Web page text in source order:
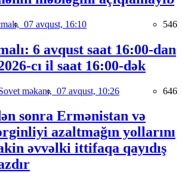
07 avqust, 16:10 546
6 avqust saat 16:00-dan
cı il saat 16:00-dək
məkanı, 07 avqust, 10:26 646
sonra Ermənistan və
azaltmağın yollarını
əvvəlki ittifaqa qayıdış